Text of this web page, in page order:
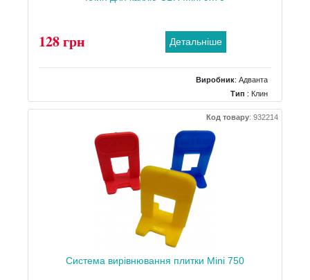
128 грн Детальніше
Виробник: Адванта
Тип : Клин
Код товару: 932214
Система вирівнювання плитки Mini 750